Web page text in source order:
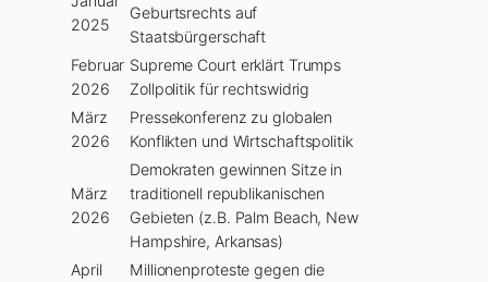
2025
Geburtsrechts auf
Staatsbürgerschaft
Februar
2026
Supreme Court erklärt Trumps
Zollpolitik für rechtswidrig
März
2026
Pressekonferenz zu globalen
Konflikten und Wirtschaftspolitik
März
2026
Demokraten gewinnen Sitze in
traditionell republikanischen
Gebieten (z.B. Palm Beach, New
Hampshire, Arkansas)
April
Millionenproteste gegen die